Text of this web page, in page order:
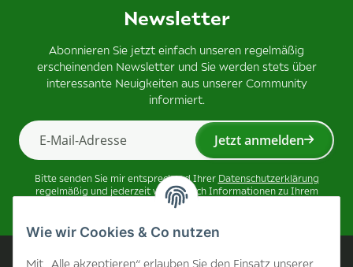
Wie wir Cookies & Co nutzen
Mit „Alle akzeptieren“ erlauben Sie den Einsatz unserer
Newsletter
Abonnieren Sie jetzt einfach unseren regelmäßig
erscheinenden Newsletter und Sie werden stets über
interessante Neuigkeiten aus unserer Community
informiert.
Jetzt anmelden
Bitte senden Sie mir entsprechend Ihrer Datenschutzerklärung
regelmäßig und jederzeit widerruflich Informationen zu Ihrem
Produktsortiment per E-Mail zu.
Unternehmen